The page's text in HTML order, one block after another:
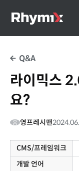
Q&A
라이믹스
요?
영프레시맨
CMS/프레임워크
개발 언어